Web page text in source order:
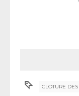
CLOTURE DES